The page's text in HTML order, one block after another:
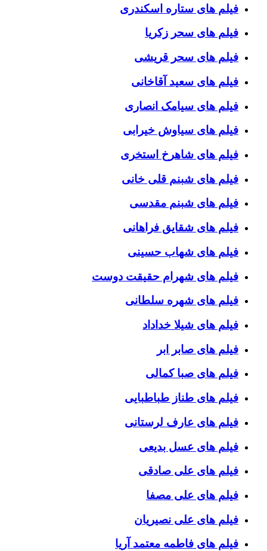
فیلم های ستاره اسکندری
فیلم های سحر زکریا
فیلم های سحر قریشی
فیلم های سعید آقاخانی
فیلم های سیامک انصاری
فیلم های سیاوش خیرابی
فیلم های شاهرخ استخری
فیلم های شبنم قلی خانی
فیلم های شبنم مقدسی
فیلم های شقایق فراهانی
فیلم های شهاب حسینی
فیلم های شهرام حقیقت دوست
فیلم های شهره سلطانی
فیلم های شیلا خداداد
فیلم های صابر ابر
فیلم های صبا کمالی
فیلم های طناز طباطبایی
فیلم های عارف لرستانی
فیلم های عسل بدیعی
فیلم های علی صادقی
فیلم های علی مصفا
فیلم های علی نصیریان
فیلم های فاطمه معتمد آریا